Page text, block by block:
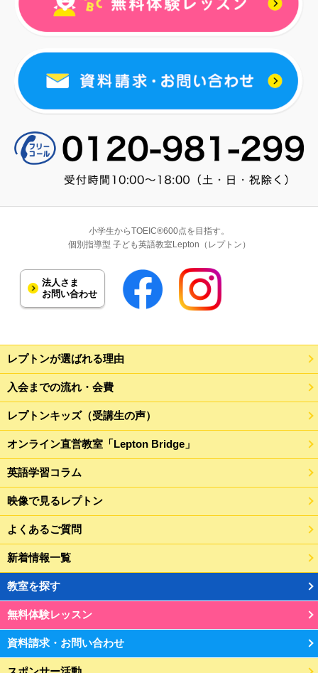
小学生からTOEIC®600点を目指す。
個別指導型 子ども英語教室Lepton（レプトン）
法人さま
お問い合わせ
レプトンが選ばれる理由
入会までの流れ・会費
レプトンキッズ（受講生の声）
オンライン直営教室「Lepton Bridge」
英語学習コラム
映像で見るレプトン
よくあるご質問
新着情報一覧
教室を探す
無料体験レッスン
資料請求・お問い合わせ